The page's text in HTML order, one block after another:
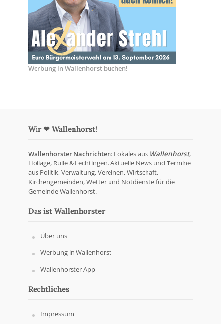
Werbung in Wallenhorst buchen!
Wir ❤ Wallenhorst!
Wallenhorster Nachrichten: Lokales aus Wallenhorst,
Hollage, Rulle & Lechtingen. Aktuelle News und Termine
aus Politik, Verwaltung, Vereinen, Wirtschaft,
Kirchengemeinden, Wetter und Notdienste für die
Gemeinde Wallenhorst.
Das ist Wallenhorster
Über uns
Werbung in Wallenhorst
Wallenhorster App
Rechtliches
Impressum